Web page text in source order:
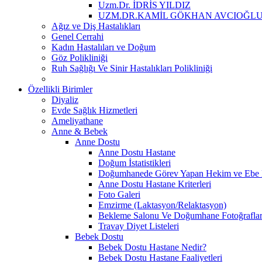
Uzm.Dr. İDRİS YILDIZ
UZM.DR.KAMİL GÖKHAN
Ağız ve Diş Hastalıkları
Genel Cerrahi
Kadın Hastalıları ve Doğum
Göz Polikliniği
Ruh Sağlığı Ve Sinir Hastalıkları Polikliniği
Özellikli Birimler
Diyaliz
Evde Sağlık Hizmetleri
Ameliyathane
Anne & Bebek
Anne Dostu
Anne Dostu Hastane
Doğum İstatistikleri
Doğumhanede Görev Yapan Hekim ve Ebe
Anne Dostu Hastane Kriterleri
Foto Galeri
Emzirme (Laktasyon/Relaktasyon)
Bekleme Salonu Ve Doğumhane
Travay Diyet Listeleri
Bebek Dostu
Bebek Dostu Hastane Nedir?
Bebek Dostu Hastane Faaliyetleri